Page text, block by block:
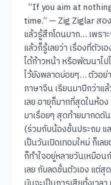
“If you aim at
time.” — Zig Ziglar ส
แล้วรู้สึกโดนมาก… เพรา
แล้วก็รู้เลยว่า เรื่องที่ตัวเ
ได้ก้าวหน้า หรือพัฒนาไป
ไว้ยังพลาดบ่อยๆ… ตัวอย่
ภาษาจีน เรียนมาปีกว่าแ
เลย อายุก็มากที่สุดในห้อ
มาเรื่อยๆ สุดท้ายมากดดั
(ร่วมกับน้องชั้นประถม แ
เป็นวันเปิดเทอมใหม่ ก็เ
ก็ทำใจอยู่หลายวันเหมือน
เลย กับลดชั้นตัวเอง แต่